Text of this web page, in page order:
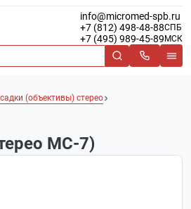
info@micromed-spb.ru
+7 (812) 498-48-88СПБ
+7 (495) 989-45-89 МСК
(объективы) стерео
МС-7)